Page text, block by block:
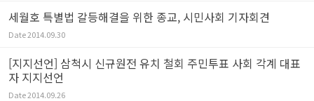
세월호 특별법 갈등해결을 위한 종교, 시민사회 기자회견
Date2014.09.30
[지지선언] 삼척시 신규원전 유치 철회 주민투표 사회 각계 대표
자 지지선언
Date2014.09.26